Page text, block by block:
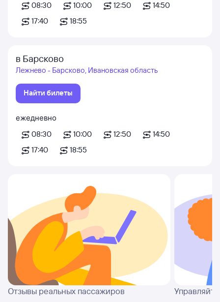
08:30
10:00 12:50
14:50
17:40
18:55
в Барсково
Лежнево - Барсково, Ивановская область
Найти билеты
ежедневно
08:30
10:00 12:50
14:50
17:40
18:55
Отзывы реальных пассажиров